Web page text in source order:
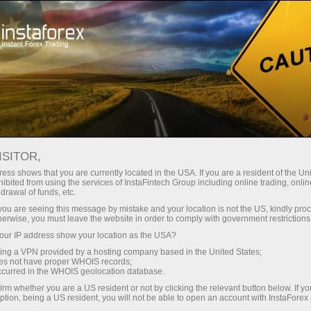
торговый счёт Торговые платформы
Инвесторам Партнерам
анализе
09.08.2022 08:44
при техническом анализе
shows that you are currently located in the USA. If you are a resident of the
from using the services of InstaFintech Group including online trading,
of funds, etc.
are seeing this message by mistake and your location is not the US, kindly
you must leave the website in order to comply with government
IP address show your location as the USA?
a VPN provided by a hosting company based in the United States;
not have proper WHOIS records;
in the WHOIS geolocation database.
whether you are a US resident or not by clicking the relevant button below. If
being a US resident, you will not be able to open an account with InstaForex